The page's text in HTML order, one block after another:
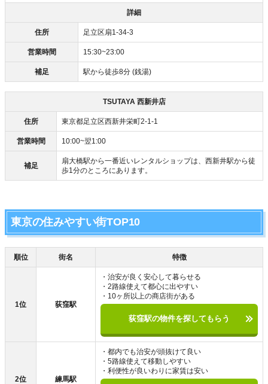
詳細
住所 足立区扇1-34-3
営業時間 15:30~23:00
補足 駅から徒歩8分 (銭湯)
TSUTAYA 西新井店
住所 東京都足立区西新井栄町2-1-1
営業時間 10:00~翌1:00
補足
扇大橋駅から一番近いレンタルショップは、西新井駅から徒
歩1分のところにあります。
東京の住みやすい街TOP10
順位 街名 特徴
1位 荻窪駅
・治安が良く安心して暮らせる
・2路線使えて都心に出やすい
・10ヶ所以上の商店街がある
荻窪駅の物件を探してもらう
2位 練馬駅
・都内でも治安が頭抜けて良い
・5路線使えて移動しやすい
・利便性が良いわりに家賃は安い